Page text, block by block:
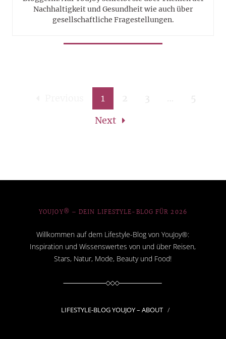
Nachhaltigkeit und Gesundheit wie auch über
gesellschaftliche Fragestellungen.
1 2 3 …
5
Next
YOUJOY® – DEIN LIFESTYLE-BLOG FÜR 2026
Willkommen auf dem Lifestyle-Blog von YouJoy®:
Inspiration und Wissenswertes von und über Reisen,
Stars, Natur, Mode, Beauty und Food!
LIFESTYLE-BLOG YOUJOY – ABOUT